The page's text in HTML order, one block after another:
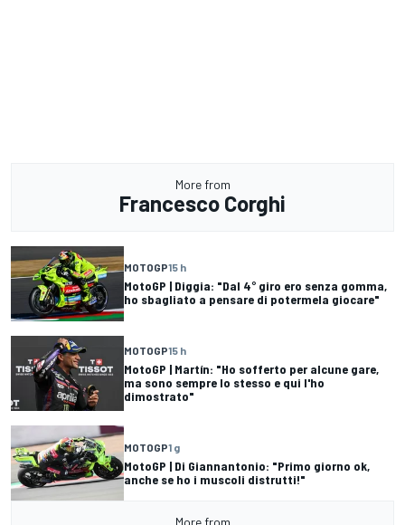
More from
Francesco Corghi
MOTOGP15 h
MotoGP | Diggia: "Dal 4° giro ero senza gomma,
ho sbagliato a pensare di potermela giocare"
MOTOGP15 h
MotoGP | Martín: "Ho sofferto per alcune gare,
ma sono sempre lo stesso e qui l'ho
dimostrato"
MOTOGP1 g
MotoGP | Di Giannantonio: "Primo giorno ok,
anche se ho i muscoli distrutti!"